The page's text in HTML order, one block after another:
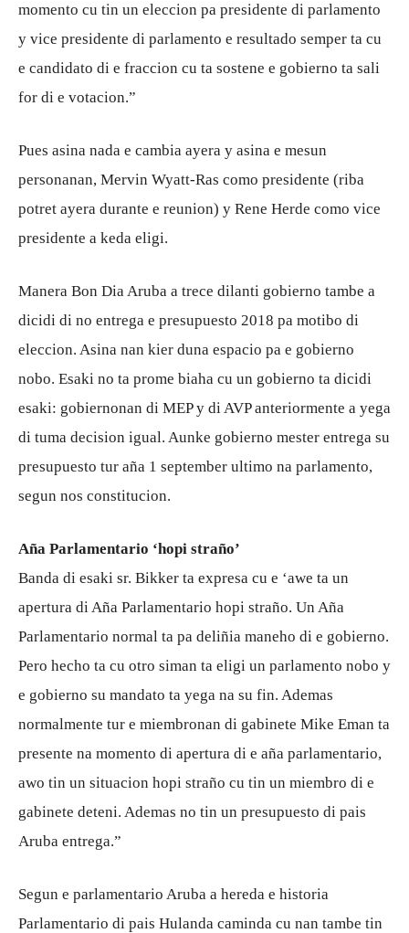
momento cu tin un eleccion pa presidente di parlamento
y vice presidente di parlamento e resultado semper ta cu
e candidato di e fraccion cu ta sostene e gobierno ta sali
for di e votacion.”
Pues asina nada e cambia ayera y asina e mesun
personanan, Mervin Wyatt-Ras como presidente (riba
potret ayera durante e reunion) y Rene Herde como vice
presidente a keda eligi.
Manera Bon Dia Aruba a trece dilanti gobierno tambe a
dicidi di no entrega e presupuesto 2018 pa motibo di
eleccion. Asina nan kier duna espacio pa e gobierno
nobo. Esaki no ta prome biaha cu un gobierno ta dicidi
esaki: gobiernonan di MEP y di AVP anteriormente a yega
di tuma decision igual. Aunke gobierno mester entrega su
presupuesto tur aña 1 september ultimo na parlamento,
segun nos constitucion.
Aña Parlamentario ‘hopi straño’
Banda di esaki sr. Bikker ta expresa cu e ‘awe ta un
apertura di Aña Parlamentario hopi straño. Un Aña
Parlamentario normal ta pa deliñia maneho di e gobierno.
Pero hecho ta cu otro siman ta eligi un parlamento nobo y
e gobierno su mandato ta yega na su fin. Ademas
normalmente tur e miembronan di gabinete Mike Eman ta
presente na momento di apertura di e aña parlamentario,
awo tin un situacion hopi straño cu tin un miembro di e
gabinete deteni. Ademas no tin un presupuesto di pais
Aruba entrega.”
Segun e parlamentario Aruba a hereda e historia
Parlamentario di pais Hulanda caminda cu nan tambe tin